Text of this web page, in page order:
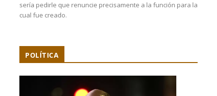
sería pedirle que renuncie precisamente a la función para la
cual fue creado.
POLÍTICA